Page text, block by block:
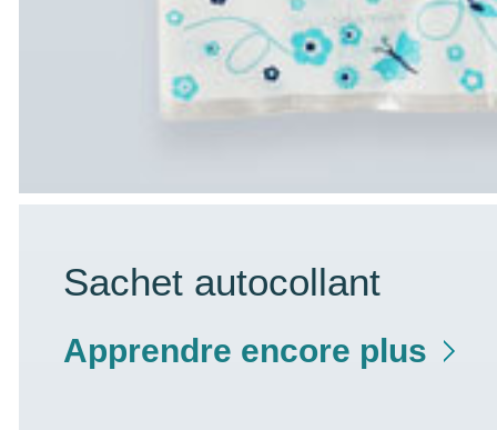
Sachet autocollant
Apprendre encore plus